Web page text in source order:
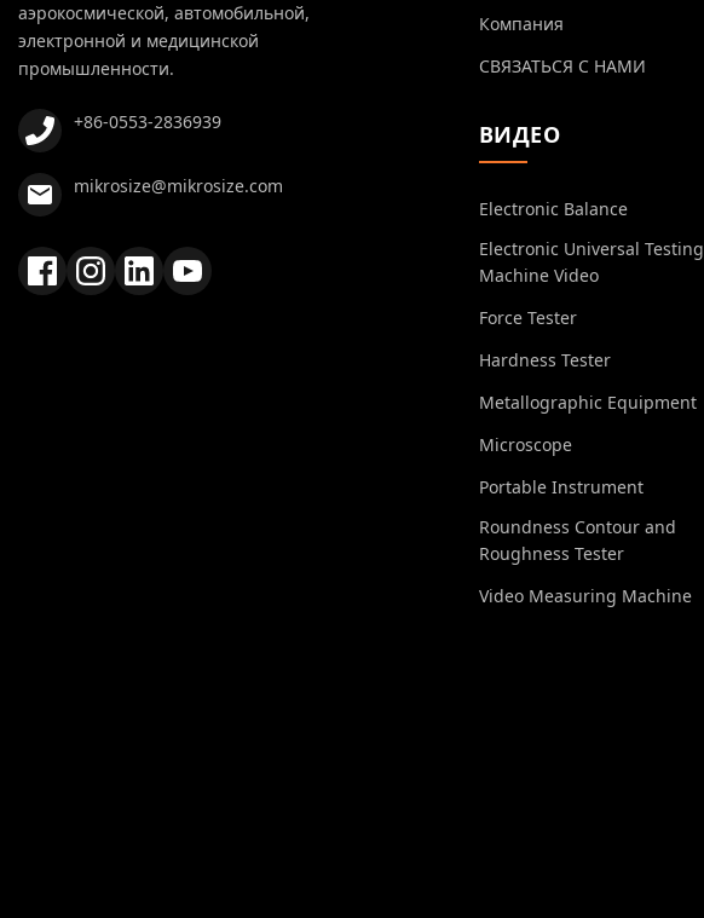
аэрокосмической, автомобильной,
электронной и медицинской
промышленности.
+86-0553-2836939
mikrosize@mikrosize.com
Компания
СВЯЗАТЬСЯ С НАМИ
ВИДЕО
Electronic Balance
Electronic Universal Testing
Machine Video
Force Tester
Hardness Tester
Metallographic Equipment
Microscope
Portable Instrument
Roundness Contour and
Roughness Tester
Video Measuring Machine